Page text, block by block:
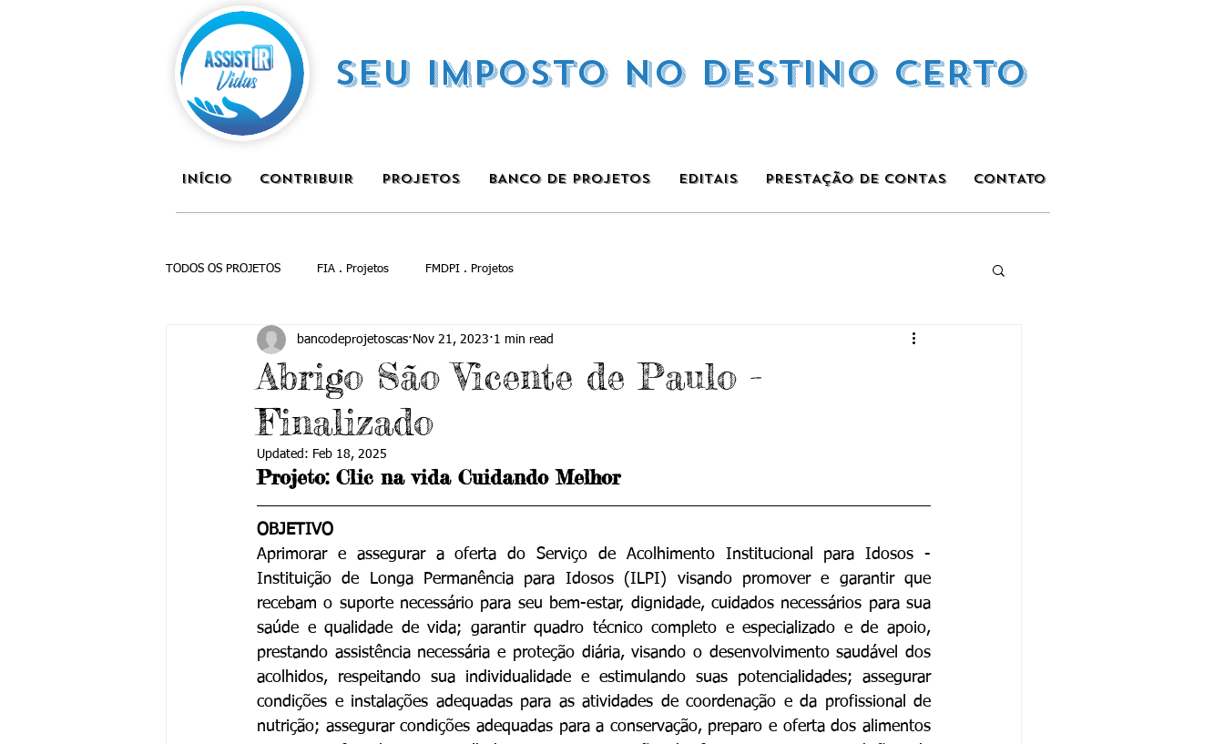
SEU IMPOSTO NO DESTINO CERTO
INÍCIO CONTRIBUIR PROJETOS BANCO DE PROJETOS EDITAIS PRESTAÇÃO DE CONTAS CONTATO
TODOS OS PROJETOS FIA . Projetos FMDPI . Projetos
Abrigo São Vicente de Paulo -
Finalizado
bancodeprojetoscas Nov 21, 2023 1 min read
Updated: Feb 18, 2025
Projeto: Clic na vida Cuidando Melhor
OBJETIVO
Aprimorar e assegurar a oferta do Serviço de Acolhimento Institucional para Idosos -
Instituição de Longa Permanência para Idosos (ILPI) visando promover e garantir que
recebam o suporte necessário para seu bem-estar, dignidade, cuidados necessários para sua
saúde e qualidade de vida; garantir quadro técnico completo e especializado e de apoio,
prestando assistência necessária e proteção diária, visando o desenvolvimento saudável dos
acolhidos, respeitando sua individualidade e estimulando suas potencialidades; assegurar
condições e instalações adequadas para as atividades de coordenação e da profissional de
nutrição; assegurar condições adequadas para a conservação, preparo e oferta dos alimentos